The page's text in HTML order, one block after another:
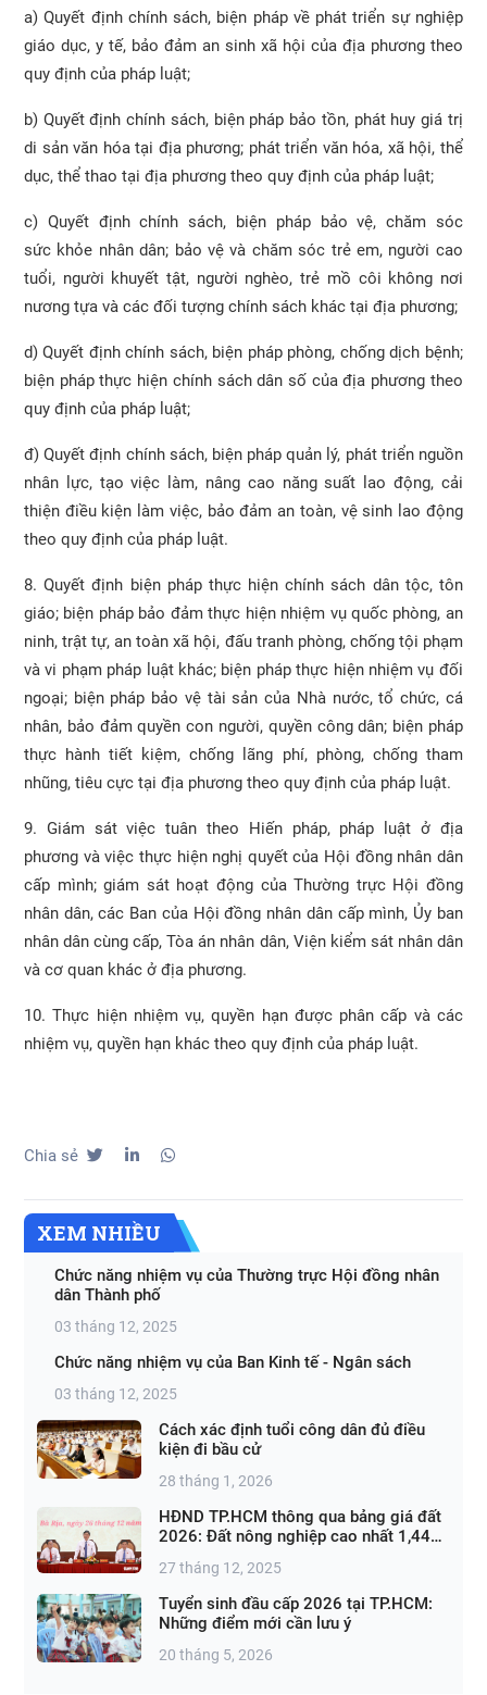
a) Quyết định chính sách, biện pháp về phát triển sự nghiệp
giáo dục, y tế, bảo đảm an sinh xã hội của địa phương theo
quy định của pháp luật;
b) Quyết định chính sách, biện pháp bảo tồn, phát huy giá trị
di sản văn hóa tại địa phương; phát triển văn hóa, xã hội, thể
dục, thể thao tại địa phương theo quy định của pháp luật;
c) Quyết định chính sách, biện pháp bảo vệ, chăm sóc
sức khỏe nhân dân; bảo vệ và chăm sóc trẻ em, người cao
tuổi, người khuyết tật, người nghèo, trẻ mồ côi không nơi
nương tựa và các đối tượng chính sách khác tại địa phương;
d) Quyết định chính sách, biện pháp phòng, chống dịch bệnh;
biện pháp thực hiện chính sách dân số của địa phương theo
quy định của pháp luật;
đ) Quyết định chính sách, biện pháp quản lý, phát triển nguồn
nhân lực, tạo việc làm, nâng cao năng suất lao động, cải
thiện điều kiện làm việc, bảo đảm an toàn, vệ sinh lao động
theo quy định của pháp luật.
8. Quyết định biện pháp thực hiện chính sách dân tộc, tôn
giáo; biện pháp bảo đảm thực hiện nhiệm vụ quốc phòng, an
ninh, trật tự, an toàn xã hội, đấu tranh phòng, chống tội phạm
và vi phạm pháp luật khác; biện pháp thực hiện nhiệm vụ đối
ngoại; biện pháp bảo vệ tài sản của Nhà nước, tổ chức, cá
nhân, bảo đảm quyền con người, quyền công dân; biện pháp
thực hành tiết kiệm, chống lãng phí, phòng, chống tham
nhũng, tiêu cực tại địa phương theo quy định của pháp luật.
9. Giám sát việc tuân theo Hiến pháp, pháp luật ở địa
phương và việc thực hiện nghị quyết của Hội đồng nhân dân
cấp mình; giám sát hoạt động của Thường trực Hội đồng
nhân dân, các Ban của Hội đồng nhân dân cấp mình, Ủy ban
nhân dân cùng cấp, Tòa án nhân dân, Viện kiểm sát nhân dân
và cơ quan khác ở địa phương.
10. Thực hiện nhiệm vụ, quyền hạn được phân cấp và các
nhiệm vụ, quyền hạn khác theo quy định của pháp luật.
Chia sẻ
XEM NHIỀU
Chức năng nhiệm vụ của Thường trực Hội đồng nhân
dân Thành phố
03 tháng 12, 2025
Chức năng nhiệm vụ của Ban Kinh tế - Ngân sách
03 tháng 12, 2025
Cách xác định tuổi công dân đủ điều
kiện đi bầu cử
28 tháng 1, 2026
HĐND TP.HCM thông qua bảng giá đất
2026: Đất nông nghiệp cao nhất 1,44
27 tháng 12, 2025
Tuyển sinh đầu cấp 2026 tại TP.HCM:
Những điểm mới cần lưu ý
20 tháng 5, 2026